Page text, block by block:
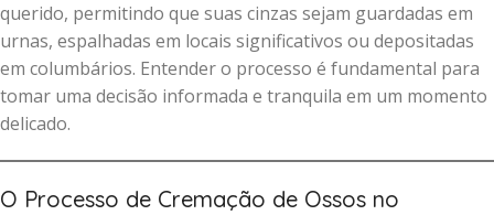
querido, permitindo que suas cinzas sejam guardadas em
urnas, espalhadas em locais significativos ou depositadas
em columbários. Entender o processo é fundamental para
tomar uma decisão informada e tranquila em um momento
delicado.
O Processo de Cremação de Ossos no